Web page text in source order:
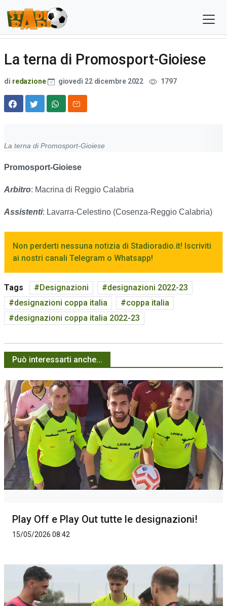
La terna di Promosport-Gioiese
di redazione giovedì 22 dicembre 2022 1797
La terna di Promosport-Gioiese
Promosport-Gioiese
Arbitro: Macrina di Reggio Calabria
Assistenti: Lavarra-Celestino (Cosenza-Reggio Calabria)
Non perderti nessuna notizia di Stadioradio.it! Iscriviti
ai nostri canali Telegram o Whatsapp!
Tags Designazioni
designazioni 2022-23
designazioni coppa italia
coppa italia
designazioni coppa italia 2022-23
Può interessarti anche...
Play Off e Play Out tutte le designazioni!
15/05/2026 08:42